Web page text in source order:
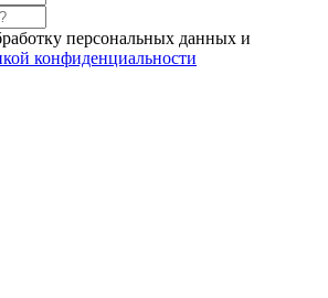
персональных данных и
конфиденциальности